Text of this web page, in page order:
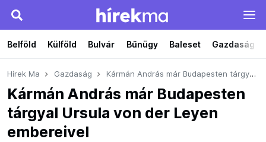
Belföld Külföld Bulvár Bűnügy Baleset Gazdaság
Hírek Ma Gazdaság Kármán András már Budapesten tárgyal Ursula von der Leyen embereivel
Kármán András már Budapesten
tárgyal Ursula von der Leyen
embereivel